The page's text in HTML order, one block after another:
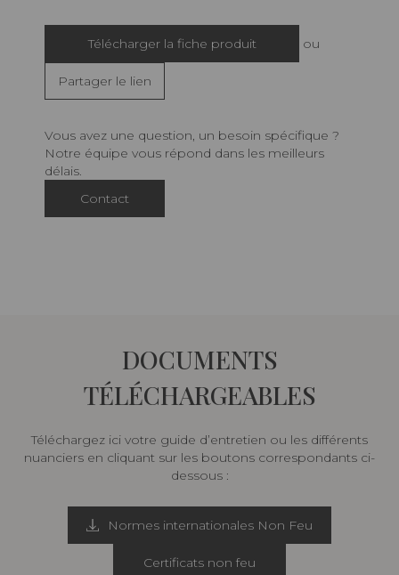
Télécharger la fiche produit ou
Partager le lien
Vous avez une question, un besoin spécifique ?
Notre équipe vous répond dans les meilleurs
délais.
Contact
DOCUMENTS
TÉLÉCHARGEABLES
Téléchargez ici votre guide d’entretien ou les différents
nuanciers en cliquant sur les boutons correspondants ci-
dessous :
Normes internationales Non Feu
Certificats non feu